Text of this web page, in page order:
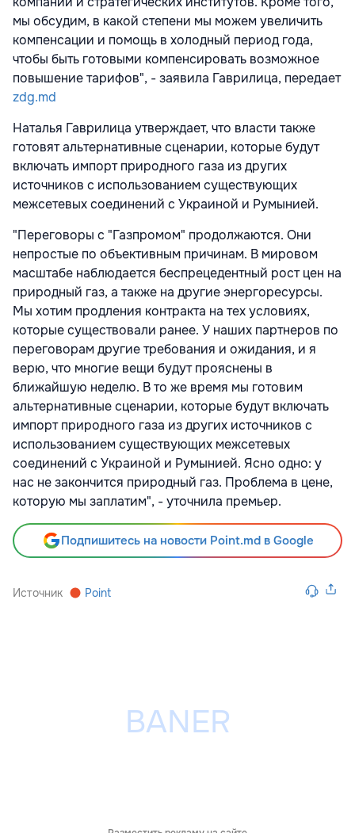
мы обсудим, в какой степени мы можем увеличить
компенсации и помощь в холодный период года,
чтобы быть готовыми компенсировать возможное
повышение тарифов", - заявила Гаврилица, передает
zdg.md
Наталья Гаврилица утверждает, что власти также
готовят альтернативные сценарии, которые будут
включать импорт природного газа из других
источников с использованием существующих
межсетевых соединений с Украиной и Румынией.
"Переговоры с "Газпромом" продолжаются. Они
непростые по объективным причинам. В мировом
масштабе наблюдается беспрецедентный рост цен на
природный газ, а также на другие энергоресурсы.
Мы хотим продления контракта на тех условиях,
которые существовали ранее. У наших партнеров по
переговорам другие требования и ожидания, и я
верю, что многие вещи будут прояснены в
ближайшую неделю. В то же время мы готовим
альтернативные сценарии, которые будут включать
импорт природного газа из других источников с
использованием существующих межсетевых
соединений с Украиной и Румынией. Ясно одно: у
нас не закончится природный газ. Проблема в цене,
которую мы заплатим", - уточнила премьер.
Подпишитесь на новости Point.md в Google
Источник Point